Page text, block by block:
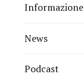
Informazione
News
Podcast